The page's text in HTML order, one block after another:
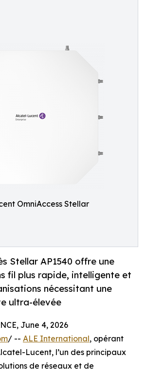
OmniAccess Stellar
Stellar AP1540 offre une
fil plus rapide, intelligente et
nécessitant une
ultra-élevée
June 4, 2026
/ -- ALE International, opérant
Lucent, l’un des principaux
de réseaux et de